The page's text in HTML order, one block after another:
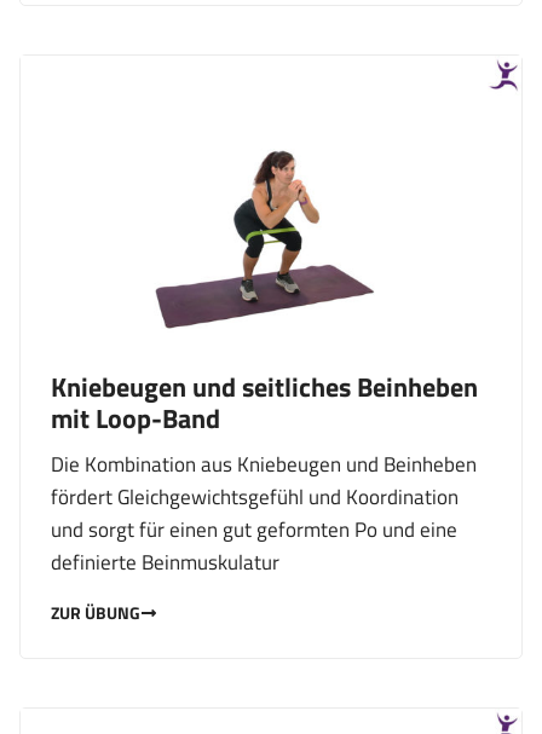
Kniebeugen und seitliches Beinheben
mit Loop-Band
Die Kombination aus Kniebeugen und Beinheben
fördert Gleichgewichtsgefühl und Koordination
und sorgt für einen gut geformten Po und eine
definierte Beinmuskulatur
ZUR ÜBUNG